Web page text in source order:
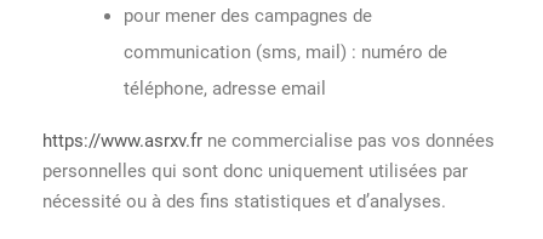
pour mener des campagnes de
communication (sms, mail) : numéro de
téléphone, adresse email
https://www.asrxv.fr ne commercialise pas vos données
personnelles qui sont donc uniquement utilisées par
nécessité ou à des fins statistiques et d’analyses.